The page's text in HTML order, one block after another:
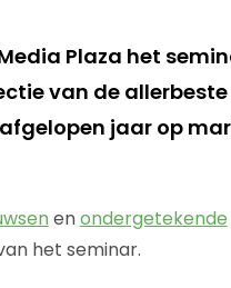
Plaza het
van de
jaar op
enondergetekende
het seminar.